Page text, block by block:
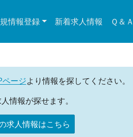
情報登録 新着求人情報 Ｑ＆Ａ
ページより情報を探してください。
情報が探せます。
求人情報はこちら